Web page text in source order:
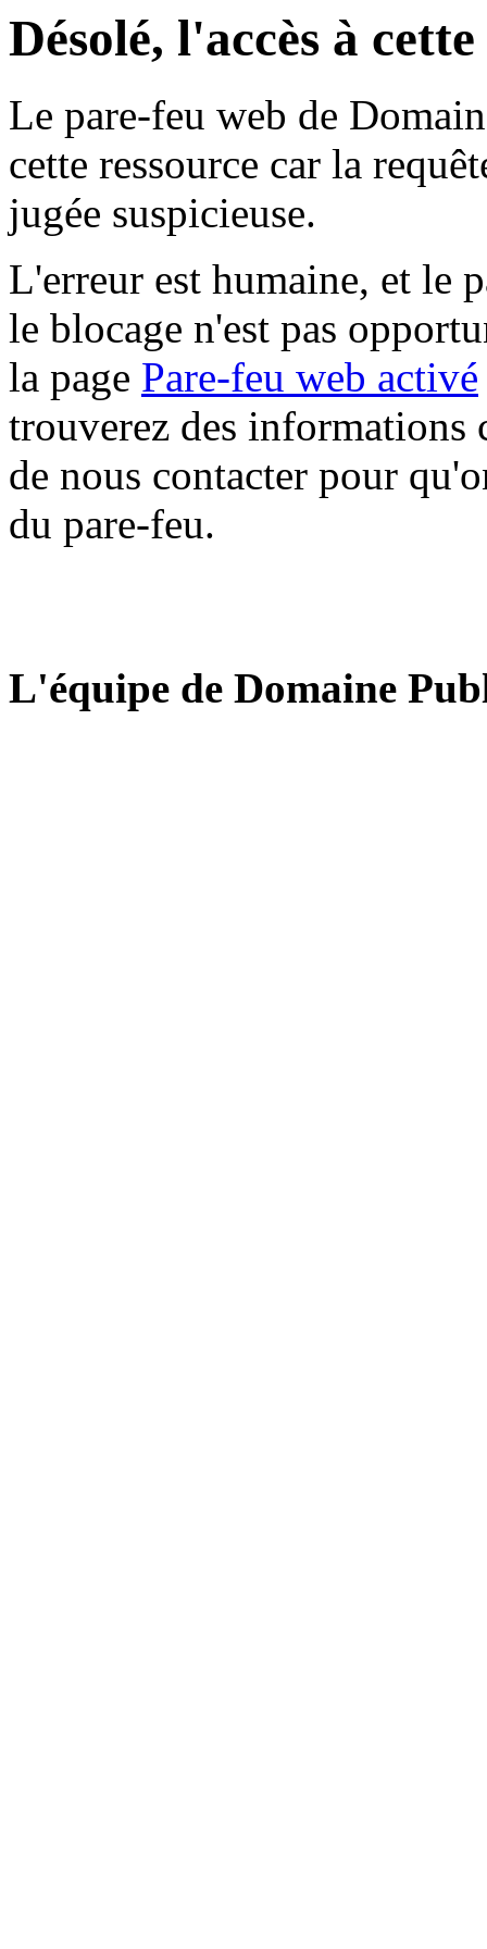
Désolé, l'accès à
Le pare-feu web de
cette ressource car la
jugée suspicieuse.
L'erreur est humaine, et le
le blocage n'est pas
la page Pare-feu web activé
trouverez des informations
de nous contacter pour
du pare-feu.
L'équipe de Domaine